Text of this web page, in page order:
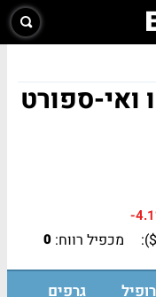
ואי-ספורט
-
מכפיל רווח: 0
גרפים